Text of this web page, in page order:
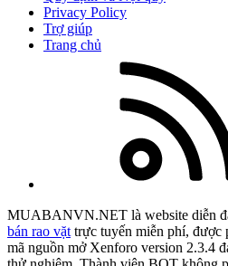
Privacy Policy
Trợ giúp
Trang chủ
MUABANVN.NET là website diễn
bán rao vặt trực tuyến miễn phí, được
mã nguồn mở Xenforo version 2.3.4